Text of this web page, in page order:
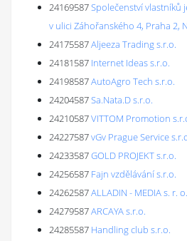
24169587Společenství vlastníků
v ulici Záhořanského 4, Praha 2,
24175587Aljeeza Trading s.r.o.
24181587 Internet Ideas s.r.o.
24198587AutoAgro Tech s.r.o.
24204587Sa.Nata.D s.r.o.
24210587VITTOM Promotion
24227587vGv Prague Service
24233587GOLD PROJEKT s.r.o.
24256587 Fajn vzdělávání s.r.o.
24262587ALLADIN - MEDIA s. r. o.
24279587ARCAYA s.r.o.
24285587 Handling club s.r.o.